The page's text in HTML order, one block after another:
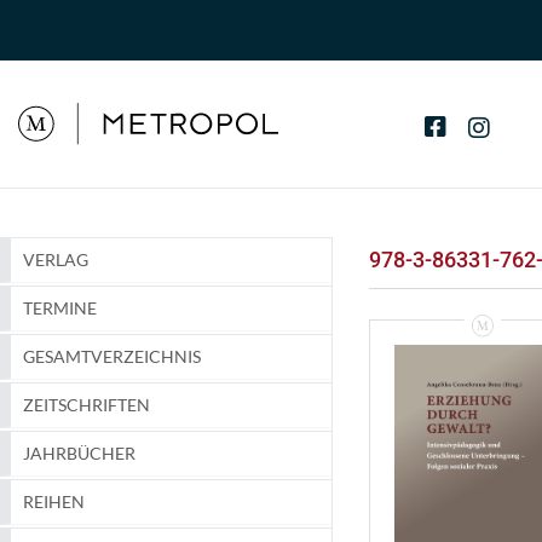
VERLAG
TERMINE
GESAMTVERZEICHNIS
ZEITSCHRIFTEN
JAHRBÜCHER
REIHEN
978-3-86331-